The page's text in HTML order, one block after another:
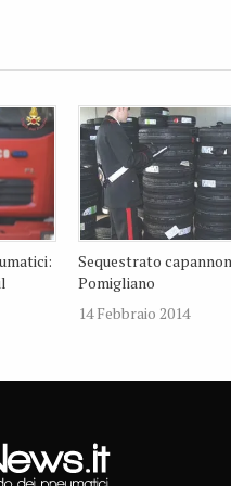
Sequestrato
Pomigliano
14 Febbraio 2014